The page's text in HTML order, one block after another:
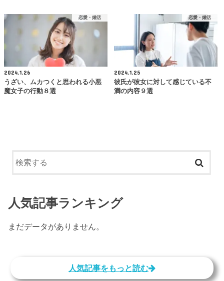
恋愛・婚活
2024.1.26
うざい、ムカつくと思われる小悪
魔女子の行動８選
恋愛・婚活
2024.1.25
彼氏が彼女に対して感じている不
満の内容９選
人気記事ランキング
まだデータがありません。
人気記事をもっと読む